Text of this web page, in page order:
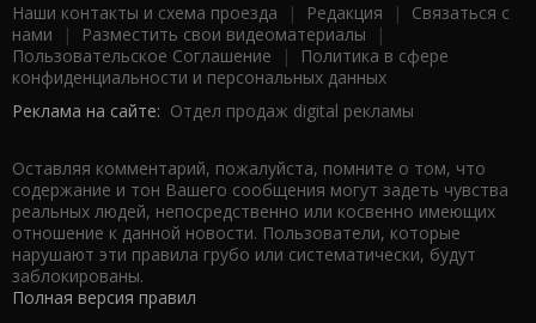
Наши контакты и схема проезда | Редакция | Связаться с
нами | Разместить свои видеоматериалы |
Пользовательское Соглашение |
Политика в сфере
конфиденциальности и персональных данных
Реклама на сайте: Отдел продаж digital рекламы
Оставляя комментарий, пожалуйста, помните о том, что
содержание и тон Вашего сообщения могут задеть чувства
реальных людей, непосредственно или косвенно имеющих
отношение к данной новости. Пользователи, которые
нарушают эти правила грубо или систематически, будут
заблокированы.
Полная версия правил